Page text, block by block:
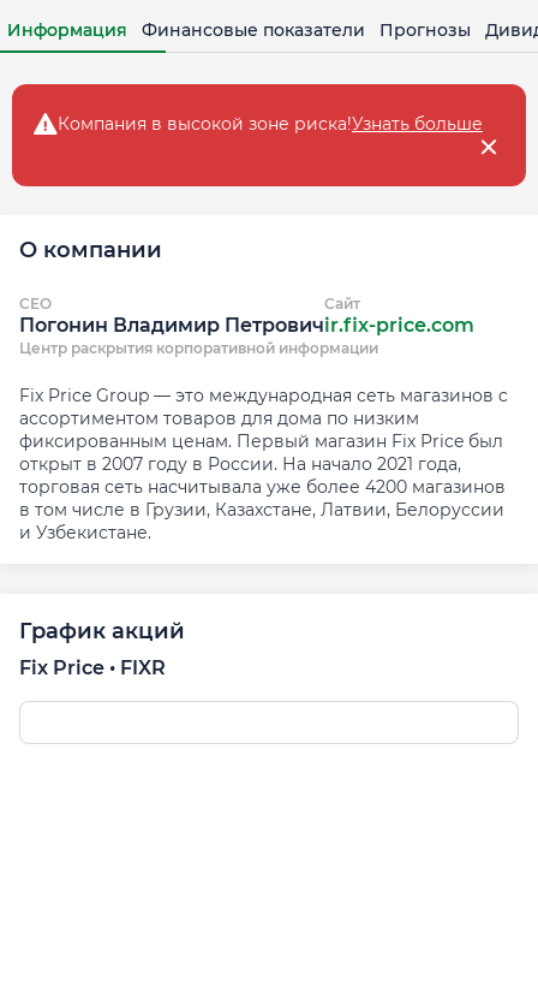
Информация Финансовые показатели Прогнозы
Компания в высокой зоне рискa!Узнать больше
О компании
CEO
Погонин Владимир Петрович
Сайт
ir.fix-price.com
Центр раскрытия корпоративной информации
Fix Price Group — это международная сеть магазинов c
ассортиментом товаров для дома по низким
фиксированным ценам. Первый магазин Fix Price был
открыт в 2007 году в России. На начало 2021 года,
торговая сеть насчитывала уже более 4200 магазинов
в том числе в Грузии, Казахстане, Латвии, Белоруссии
и Узбекистане.
График акций
Fix Price • FIXR